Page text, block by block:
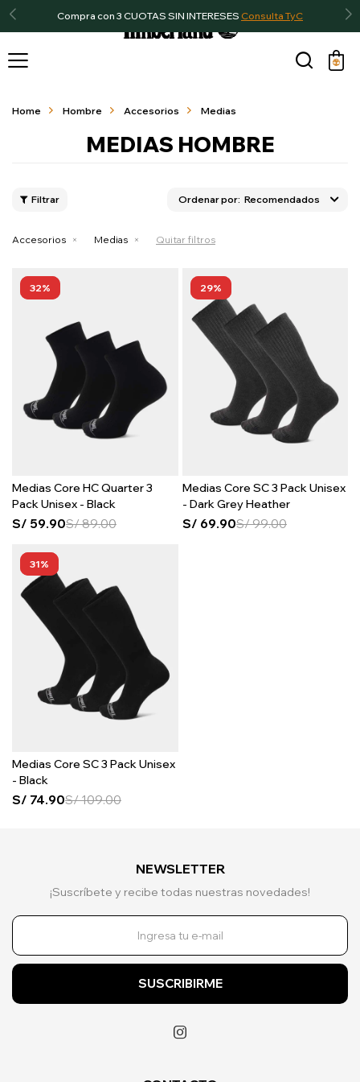
Compra con 3 CUOTAS SIN INTERESES Consulta TyC

Home Hombre Accesorios Medias
MEDIAS HOMBRE
Recomendados
Accesorios Medias Quitar filtros
32
Medias Core HC Quarter 3
Pack Unisex - Black
S/ 59.90S/89.00
29
Medias Core SC 3 Pack Unisex
- Dark Grey Heather
S/ 69.90S/99.00
31
Medias Core SC 3 Pack Unisex
- Black
S/ 74.90S/109.00
NEWSLETTER
¡Suscríbete y recibe todas nuestras novedades!
SUSCRIBIRME
